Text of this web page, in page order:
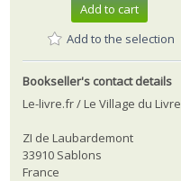
Add to cart
Add to the selection
Bookseller's contact details
Le-livre.fr / Le Village du Livre
ZI de Laubardemont
33910 Sablons
France